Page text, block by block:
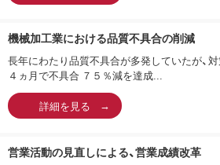
機械加工業における品質不具合の削減
長年にわたり品質不具合が多発していたが、
４ヵ月で不具合 ７５％減を達成...
詳細を見る
営業活動の見直しによる、営業成績改革